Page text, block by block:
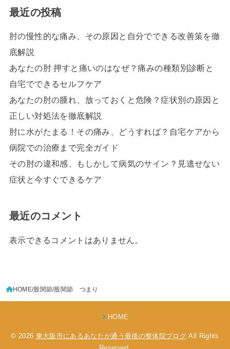
最近の投稿
肘の慢性的な痛み、その原因と自分でできる改善策を徹
底解説
あなたの肘 押すと痛いのはなぜ？痛みの種類別診断と
自宅でできるセルフケア
あなたの肘の腫れ、放っておくと危険？症状別の原因と
正しい対処法を徹底解説
肘に水がたまる！その痛み、どうすれば？自宅ケアから
病院での治療まで完全ガイド
その肘の違和感、もしかして病気のサイン？見逃せない
症状と今すぐできるケア
最近のコメント
表示できるコメントはありません。
HOME 股関節 股関節 つまり
HOME
© 2026 東大阪市にあるあなたが通う最後の整体院ブログAll Rights